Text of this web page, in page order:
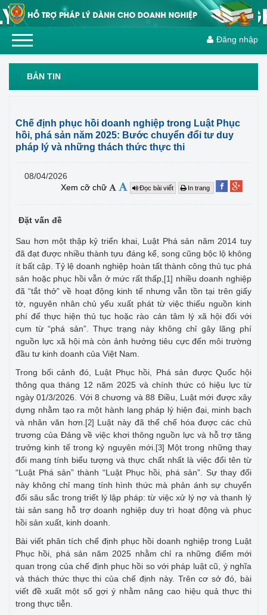
Đăng nhập
BẢN TIN
Chế định phục hồi doanh nghiệp trong Luật Phục
hồi, phá sản năm 2025: Bước chuyển đổi tư duy
pháp lý và những thách thức thực thi
08/04/2026
Xem cỡ chữ
Đọc bài viết In trang
Đặt vấn đề
Sau hơn một thập kỷ triển khai, Luật Phá sản năm 2014 tuy
đã đạt được nhiều thành tựu đáng kể, song cũng bộc lộ không
ít bất cập. Tỷ lệ doanh nghiệp hoàn tất thành công thủ tục phá
sản hoặc phục hồi vẫn ở mức rất thấp, [1] nhiều doanh nghiệp
đã “tắt thở” về hoạt động kinh tế nhưng vẫn tồn tại trên giấy
tờ, nguyên nhân chủ yếu xuất phát từ việc thiếu nguồn kinh
phí để thực hiện thủ tục hoặc rào cản tâm lý xã hội đối với
cụm từ “phá sản”. Thực trạng này không chỉ gây lãng phí
nguồn lực xã hội mà còn ảnh hưởng tiêu cực đến môi trường
đầu tư kinh doanh của Việt Nam.
Trong bối cảnh đó, Luật Phục hồi, Phá sản được Quốc hội
thông qua tháng 12 năm 2025 và chính thức có hiệu lực từ
ngày 01/3/2026. Với 8 chương và 88 Điều, Luật mới được xây
dựng nhằm tạo ra một hành lang pháp lý hiện đại, minh bạch
và nhân văn hơn. [2] Luật này đã thể chế hóa được các chủ
trương của Đảng về việc khơi thông nguồn lực và hỗ trợ tăng
trưởng kinh tế trong kỷ nguyên mới. [3] Một trong những thay
đổi mang tính biểu tượng và thực chất nhất là việc đổi tên từ
“Luật Phá sản” thành “Luật Phục hồi, phá sản”. Sự thay đổi
này không chỉ mang tính hình thức mà phản ánh sự chuyển
đổi sâu sắc trong triết lý lập pháp: từ việc xử lý nợ và thanh lý
tài sản sang hỗ trợ doanh nghiệp duy trì hoạt động và phục
hồi sản xuất, kinh doanh.
Bài viết phân tích chế định phục hồi doanh nghiệp trong Luật
Phục hồi, phá sản năm 2025 nhằm chỉ ra những điểm mới
quan trọng của chế định phục hồi so với pháp luật cũ, ý nghĩa
và thách thức thực thi của chế định này. Trên cơ sở đó, bài
viết đề xuất một số gợi ý nhằm nâng cao hiệu quả thực thi
trong thực tiễn.